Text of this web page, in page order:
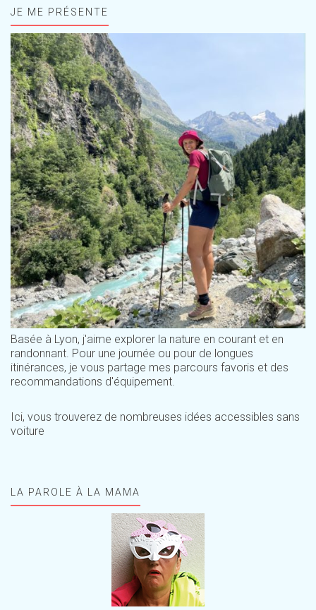
JE ME PRÉSENTE
Basée à Lyon, j'aime explorer la nature en courant et en
randonnant. Pour une journée ou pour de longues
itinérances, je vous partage mes parcours favoris et des
recommandations d'équipement.
Ici, vous trouverez de nombreuses idées accessibles sans
voiture
LA PAROLE À LA MAMA